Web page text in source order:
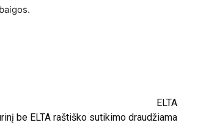
ELTA
be ELTA raštiško sutikimo draudžiama